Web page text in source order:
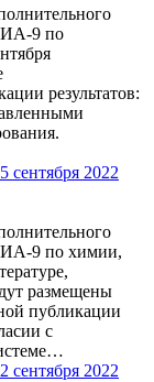
9 по
результатов:
сентября 2022
9 по химии,
размещены
публикации
с
сентября 2022